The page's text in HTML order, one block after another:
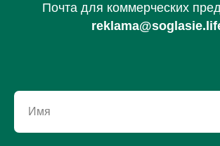
Почта для коммерческих
Имя